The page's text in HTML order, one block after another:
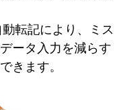
転記により、ミス
ータ入力を減らす
きます。